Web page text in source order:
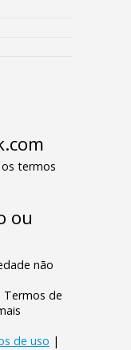
termos
ou
não
Termos de
de uso |